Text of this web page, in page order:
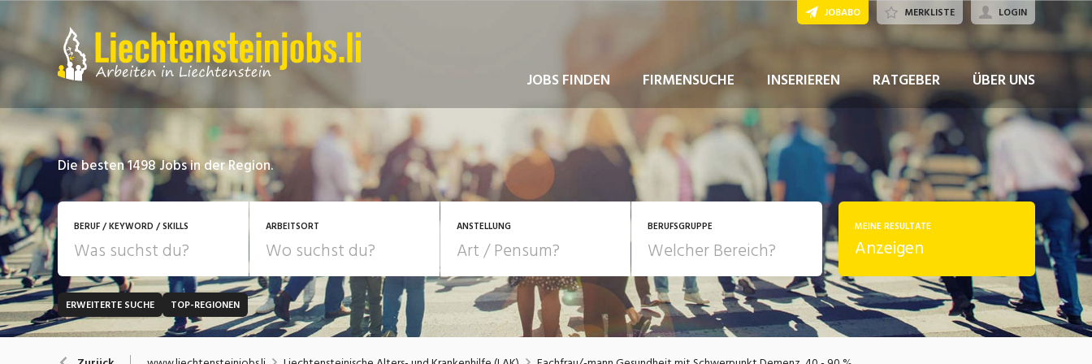
JOBS FINDEN FIRMENSUCHE INSERIEREN RATGEBER ÜBER UNS
JOBABO MERKLISTE LOGIN
Die besten 1498 Jobs in der Region.
BERUF / KEYWORD / SKILLS ARBEITSORT ANSTELLUNG
JOB-TYP 10-100%Pensum
Festanstellung
Temporär (befristet)
POSITION
Führungsposition
BERUFSGRUPPE
Bank, Versicherung Bau, Handwerk, Elektro Bildung, Kunst, Design, Soziale
Berufe, Sport
Einkauf, Logistik, Transport,
MEINE RESULTATE
Anzeigen
ERWEITERTE SUCHE TOP-REGIONEN
JETZT BEWERBEN